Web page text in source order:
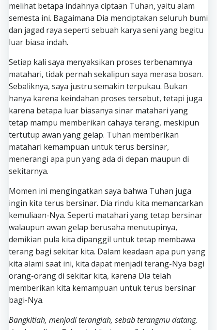
melihat betapa indahnya ciptaan Tuhan, yaitu alam
semesta ini. Bagaimana Dia menciptakan seluruh bumi
dan jagad raya seperti sebuah karya seni yang begitu
luar biasa indah.
Setiap kali saya menyaksikan proses terbenamnya
matahari, tidak pernah sekalipun saya merasa bosan.
Sebaliknya, saya justru semakin terpukau. Bukan
hanya karena keindahan proses tersebut, tetapi juga
karena betapa luar biasanya sinar matahari yang
tetap mampu memberikan cahaya terang, meskipun
tertutup awan yang gelap. Tuhan memberikan
matahari kemampuan untuk terus bersinar,
menerangi apa pun yang ada di depan maupun di
sekitarnya.
Momen ini mengingatkan saya bahwa Tuhan juga
ingin kita terus bersinar. Dia rindu kita memancarkan
kemuliaan-Nya. Seperti matahari yang tetap bersinar
walaupun awan gelap berusaha menutupinya,
demikian pula kita dipanggil untuk tetap membawa
terang bagi sekitar kita. Dalam keadaan apa pun yang
kita alami saat ini, kita dapat menjadi terang-Nya bagi
orang-orang di sekitar kita, karena Dia telah
memberikan kita kemampuan untuk terus bersinar
bagi-Nya.
Bangkitlah, menjadi teranglah, sebab terangmu datang,